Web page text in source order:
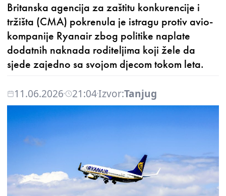
Britanska agencija za zaštitu konkurencije i
tržišta (CMA) pokrenula je istragu protiv avio-
kompanije Ryanair zbog politike naplate
dodatnih naknada roditeljima koji žele da
sjede zajedno sa svojom djecom tokom leta.
11.06.2026 21:04Izvor:Tanjug